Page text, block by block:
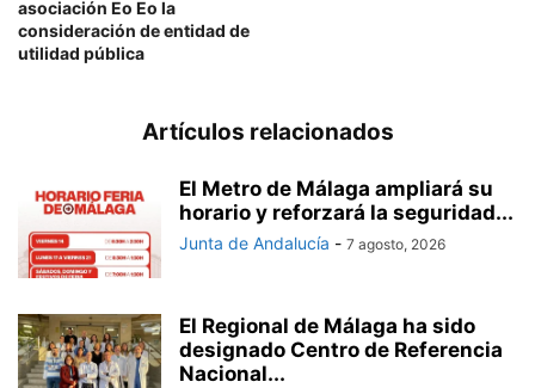
asociación Eo Eo la
consideración de entidad de
utilidad pública
Artículos relacionados
El Metro de Málaga ampliará su
horario y reforzará la seguridad...
Junta de Andalucía - 7 agosto, 2026
El Regional de Málaga ha sido
designado Centro de Referencia
Nacional...